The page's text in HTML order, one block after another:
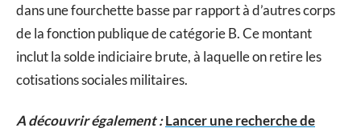
dans une fourchette basse par rapport à d’autres corps
de la fonction publique de catégorie B. Ce montant
inclut la solde indiciaire brute, à laquelle on retire les
cotisations sociales militaires.
A découvrir également :Lancer une recherche de